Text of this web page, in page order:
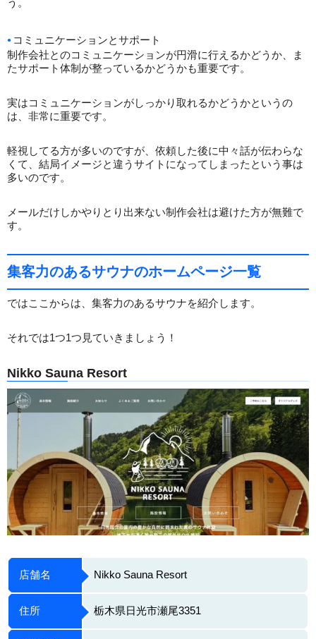
う。
コミュニケーションとサポート
制作会社とのコミュニケーションが円滑に行えるかどうか、ま
たサポート体制が整っているかどうかも重要です。
実はコミュニケーションがしっかり取れるかどうかというの
は、非常に重要です。
軽視してる方が多いのですが、依頼した後に中々話が伝わらな
くて、結局イメージと違うサイトになってしまったという事は
多いのです。
メールだけしかやりとり出来ない制作会社は避けた方が無難で
す。
集客力のあるサウナのホームページ一覧
ではここからは、集客力のあるサウナを紹介します。
それでは1つ1つ見ていきましょう！
Nikko Sauna Resort
店舗名 Nikko Sauna Resort
住所 栃木県日光市瀬尾3351